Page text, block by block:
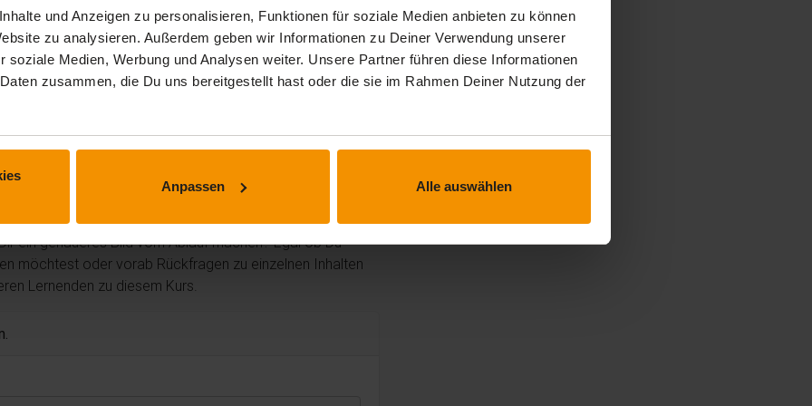
und Anzeigen zu personalisieren, Funktionen für soziale Medien anbieten zu können
zu analysieren. Außerdem geben wir Informationen zu Deiner Verwendung unserer
soziale Medien, Werbung und Analysen weiter. Unsere Partner führen diese Informationen
zusammen, die Du uns bereitgestellt hast oder die sie im Rahmen Deiner Nutzung der
Anpassen Alle auswählen
Kurs
ein genaueres Bild vom Ablauf machen? Egal ob Du
möchtest oder vorab Rückfragen zu einzelnen Inhalten
Lernenden zu diesem Kurs.